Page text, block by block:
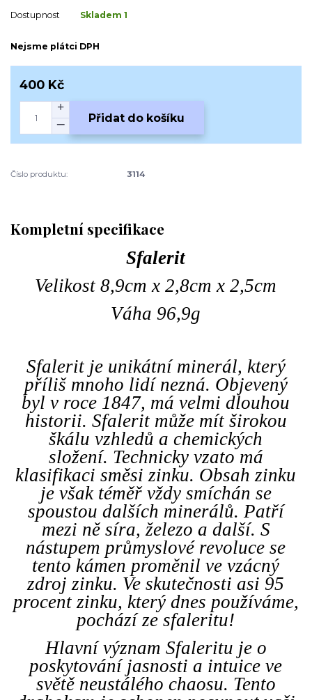
Dostupnost Skladem 1
Nejsme plátci DPH
400 Kč
Přidat do košíku
Číslo produktu: 3114
Kompletní specifikace
Sfalerit
Velikost 8,9cm x 2,8cm x 2,5cm
Váha 96,9g
Sfalerit je unikátní minerál, který
příliš mnoho lidí nezná. Objevený
byl v roce 1847, má velmi dlouhou
historii. Sfalerit může mít širokou
škálu vzhledů a chemických
složení. Technicky vzato má
klasifikaci směsi zinku. Obsah zinku
je však téměř vždy smíchán se
spoustou dalších minerálů. Patří
mezi ně síra, železo a další. S
nástupem průmyslové revoluce se
tento kámen proměnil ve vzácný
zdroj zinku. Ve skutečnosti asi 95
procent zinku, který dnes používáme,
pochází ze sfaleritu!
Hlavní význam Sfaleritu je o
poskytování jasnosti a intuice ve
světě neustálého chaosu. Tento